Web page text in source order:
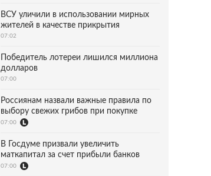
ВСУ уличили в использовании мирных
жителей в качестве прикрытия
07:02
Победитель лотереи лишился миллиона
долларов
07:00
Россиянам назвали важные правила по
выбору свежих грибов при покупке
07:00
В Госдуме призвали увеличить
маткапитал за счет прибыли банков
07:00